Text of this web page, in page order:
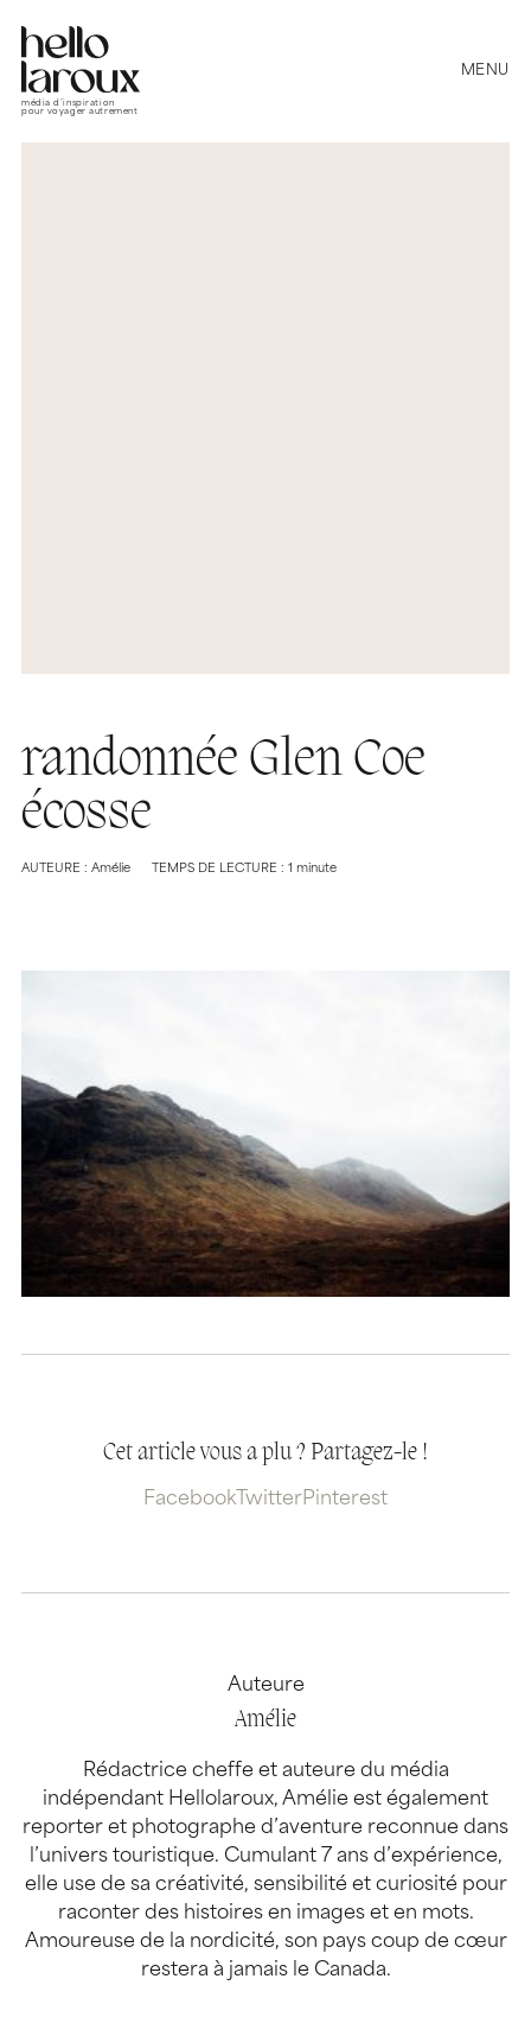
média d’inspiration
pour voyager autrement
MENU
randonnée Glen Coe
écosse
AUTEURE : Amélie TEMPS DE LECTURE : 1 minute
Cet article vous a plu ? Partagez-le !
Facebook TwitterPinterest
Auteure
Amélie
Rédactrice cheffe et auteure du média
indépendant Hellolaroux, Amélie est également
reporter et photographe d’aventure reconnue dans
l’univers touristique. Cumulant 7 ans d’expérience,
elle use de sa créativité, sensibilité et curiosité pour
raconter des histoires en images et en mots.
Amoureuse de la nordicité, son pays coup de cœur
restera à jamais le Canada.